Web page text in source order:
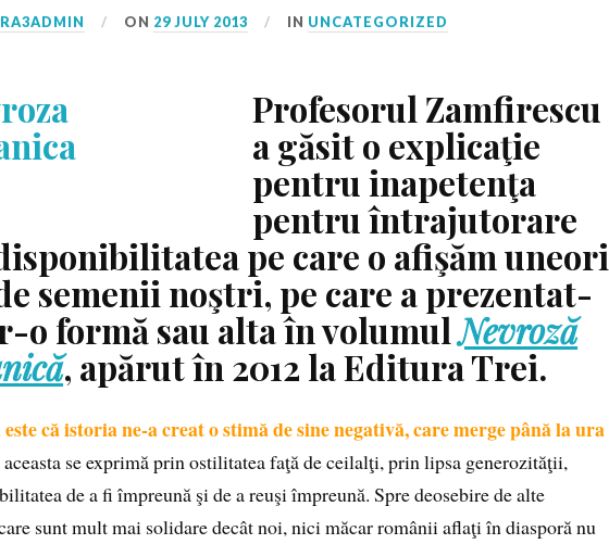
ON 29 JULY 2013 IN UNCATEGORIZED
Profesorul Zamfirescu
a găsit o explicaţie
pentru inapetenţa
pentru întrajutorare
pe care o afişăm uneori
semenii noştri, pe care a prezentat-
o formă sau alta învolumulNevroză
, apărut în 2012 la Editura Trei.
este că istoria ne-a creat o stimă de sine negativă, care merge până la ura
aceasta se exprimă prin ostilitatea faţă de ceilalţi, prin lipsa generozităţii,
de a fi împreună şi de a reuşi împreună. Spre deosebire de alte
sunt mult mai solidare decât noi, nici măcar românii aflaţi în diasporă nu